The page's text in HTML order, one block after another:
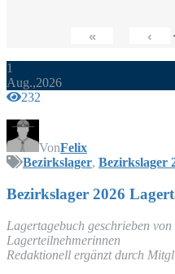
« ‹
1
Aug.,2026
232
VonFelix
Bezirkslager, Bezirkslager
Bezirks­la­ger 2026
Lager­ta­ge­buch geschrie­ben
Lagerteilnehmerinnen
Redak­tio­nell ergänzt durch